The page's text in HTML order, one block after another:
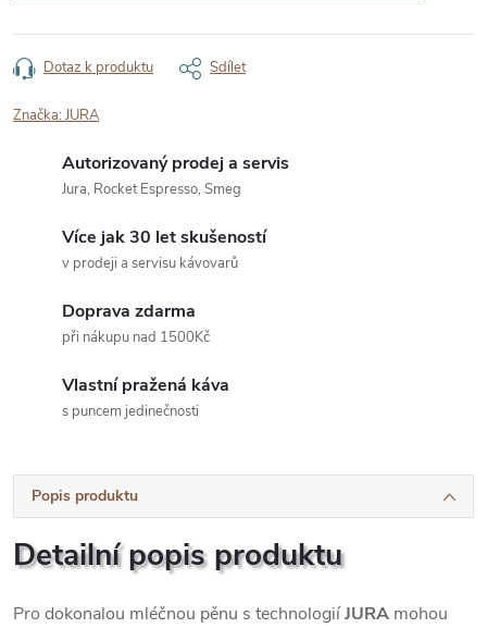
Dotaz k produktu Sdílet
Značka:JURA
Autorizovaný prodej a servis
Jura, Rocket Espresso, Smeg
Více jak 30 let skušeností
v prodeji a servisu kávovarů
Doprava zdarma
při nákupu nad 1500Kč
Vlastní pražená káva
s puncem jedinečnosti
Popis produktu
Detailní popis produktu
Pro dokonalou mléčnou pěnu s technologiíJURA mohou